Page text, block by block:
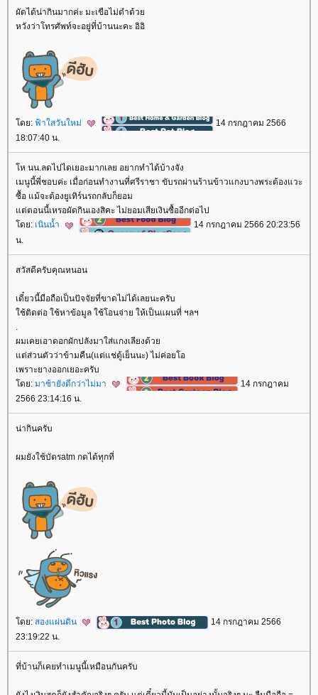
ผัดได้น่ากินมากค่ะ มะเขือไม่ดำด้ว
หวังว่าโทรศัพท์จะอยู่ที่บ้านนะคะ อิอิ
ดย: ฟ้าใสวันใหม่
14 กรกฎาคม 2566
18:07:40 น.
ห นน.ลดไปไดเยอะมากเลย อยากทำได้บ้างจัง
เมนูนี้พี่ชอบค่ะ เมื่อก่อนทำงานที่ศรีราชา ขับรถผ่านร้านข้าวแกงบางพระต้องแวะ
ซื้อ แม้จะต้องยูเทิร์นรถกลับก็ยอม
ต่ตอนนี้เหรอผัดกินเองสิคะ ไม่ยอมเสียเงินซื้ออีกต่อไป
ดย: เนินน้ำ
14 กรกฎาคม 2566 20:23:56
น.
สวัสดีครับคุณหนอน
เดี๋ยวนี้มือถือเป็นปัจจัยที่ขาดไม่ได้เลยนะครับ
ช้ติดต่อ ใช้หาข้อมูล ใช้โอนจ่าย ให้เป็นแผนที่ ฯลฯ
ผมเคยเอาดอกผักปลังมาใส่แกงเลียงด้ว
ต่ส่วนตัวว่าข้ามคืน(แต่แช่ตู้เย็นนะ) ไม่ค่อยโอ
เพราะยางออกเยอะครับ
ดย: มาช้ายังดีกว่าไม่มา
14 กรกฎาคม
2566 23:14:16 น.
น่ากินครับ
ผมยังใช้บัตรatm กดได้ทุกที่
ดย: สองแผ่นดิน
14 กรกฎาคม 2566
23:19:22 น.
ที่บ้านก็เคยทำเมนูนี้เหมือนกันครับ